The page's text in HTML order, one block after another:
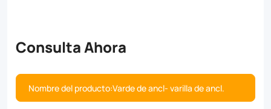
Consulta Ahora